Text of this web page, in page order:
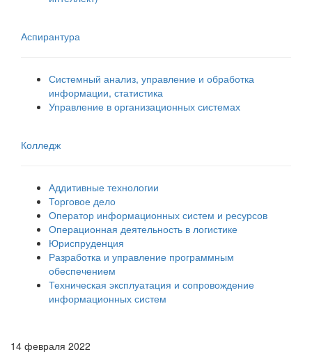
Аспирантура
Системный анализ, управление и обработка
информации, статистика
Управление в организационных системах
Колледж
Аддитивные технологии
Торговое дело
Оператор информационных систем и ресурсов
Операционная деятельность в логистике
Юриспруденция
Разработка и управление программным
обеспечением
Техническая эксплуатация и сопровождение
информационных систем
14 февраля 2022